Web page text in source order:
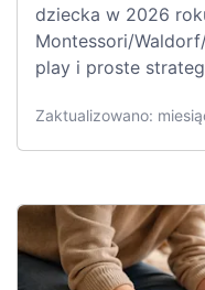
dziecka w 2026
Montessori/
play i proste
Zaktualizowano: